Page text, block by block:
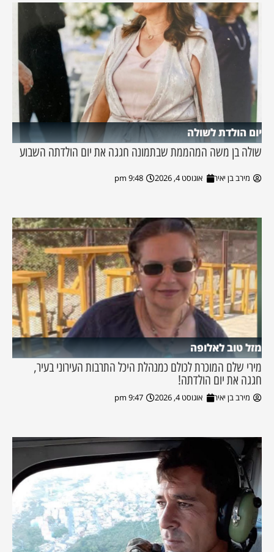
יום הולדת לשולה
שולה בן משה המהממת שבתמונה חגגה את יום הולדתה השבוע
מירב בן יאיר אוגוסט 4, 2026 9:48 pm
מזל טוב לאלופה
מירי שלם המוכרת לכולם כמנהלת היכל התרבות העירוני בעיר,
חגגה את יום הולדתה!
מירב בן יאיר אוגוסט 4, 2026 9:47 pm